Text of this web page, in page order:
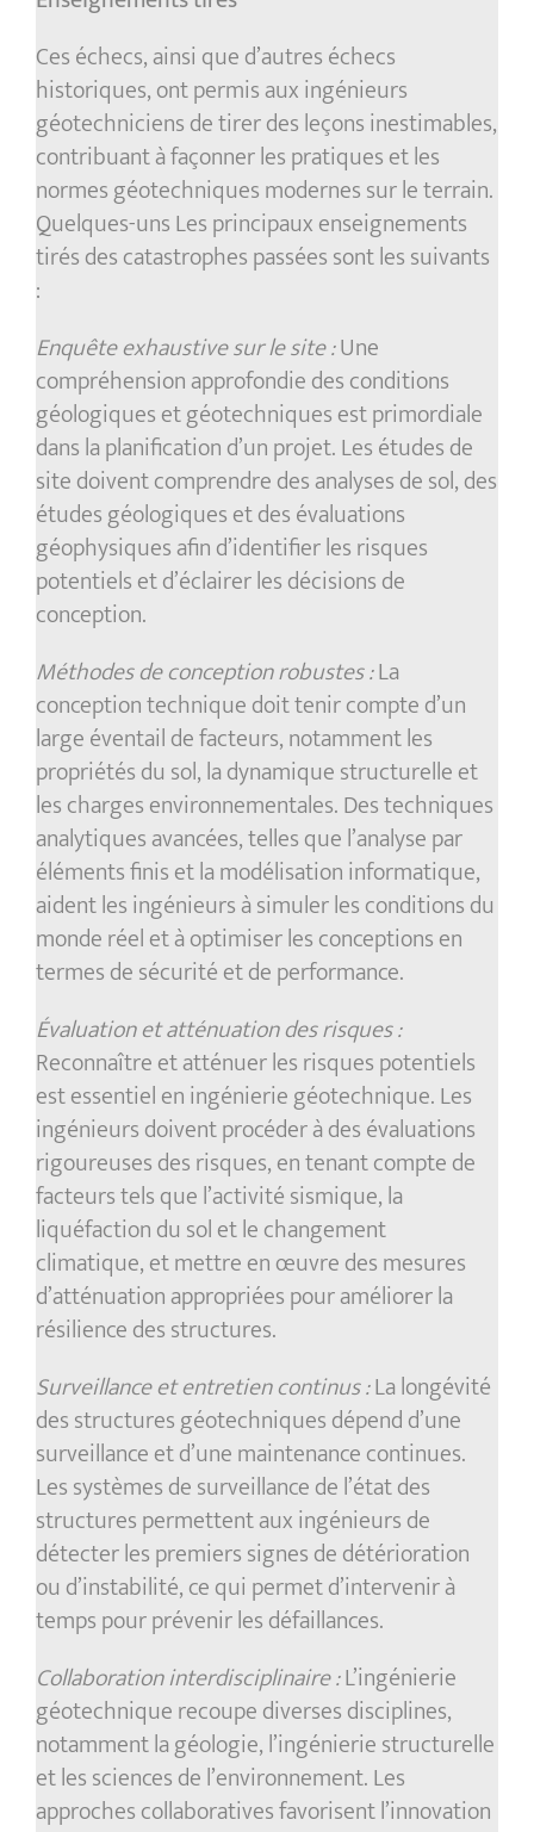
Ces échecs, ainsi que d’autres échecs
historiques, ont permis aux ingénieurs
géotechniciens de tirer des leçons inestimables,
contribuant à façonner les pratiques et les
normes géotechniques modernes sur le terrain.
Quelques-uns Les principaux enseignements
tirés des catastrophes passées sont les suivants
:
Enquête exhaustive sur le site :Une
compréhension approfondie des conditions
géologiques et géotechniques est primordiale
dans la planification d’un projet. Les études de
site doivent comprendre des analyses de sol, des
études géologiques et des évaluations
géophysiques afin d’identifier les risques
potentiels et d’éclairer les décisions de
conception.
Méthodes de conception robustes :La
conception technique doit tenir compte d’un
large éventail de facteurs, notamment les
propriétés du sol, la dynamique structurelle et
les charges environnementales. Des techniques
analytiques avancées, telles que l’analyse par
éléments finis et la modélisation informatique,
aident les ingénieurs à simuler les conditions du
monde réel et à optimiser les conceptions en
termes de sécurité et de performance.
Évaluation et atténuation des risques :
Reconnaître et atténuer les risques potentiels
est essentiel en ingénierie géotechnique. Les
ingénieurs doivent procéder à des évaluations
rigoureuses des risques, en tenant compte de
facteurs tels que l’activité sismique, la
liquéfaction du sol et le changement
climatique, et mettre en œuvre des mesures
d’atténuation appropriées pour améliorer la
résilience des structures.
Surveillance et entretien continus :La longévité
des structures géotechniques dépend d’une
surveillance et d’une maintenance continues.
Les systèmes de surveillance de l’état des
structures permettent aux ingénieurs de
détecter les premiers signes de détérioration
ou d’instabilité, ce qui permet d’intervenir à
temps pour prévenir les défaillances.
Collaboration interdisciplinaire :L’ingénierie
géotechnique recoupe diverses disciplines,
notamment la géologie, l’ingénierie structurelle
et les sciences de l’environnement. Les
approches collaboratives favorisent l’innovation